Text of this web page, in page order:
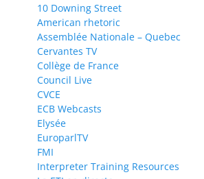
10 Downing Street
American rhetoric
Assemblée Nationale – Quebec
Cervantes TV
Collège de France
Council Live
CVCE
ECB Webcasts
Elysée
EuroparlTV
FMI
Interpreter Training Resources